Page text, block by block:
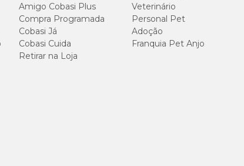
Amigo Cobasi Plus
Compra Programada
Cobasi Já
Cobasi Cuida
Retirar na Loja
Veterinário
Personal Pet
Adoção
Franquia Pet Anjo